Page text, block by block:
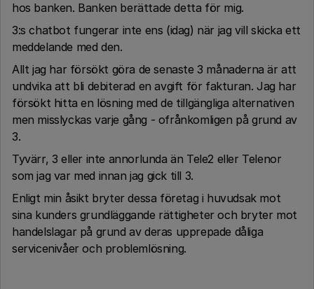
hos banken. Banken berättade detta för mig.
3:s chatbot fungerar inte ens (idag) när jag vill skicka ett
meddelande med den.
Allt jag har försökt göra de senaste 3 månaderna är att
undvika att bli debiterad en avgift för fakturan. Jag har
försökt hitta en lösning med de tillgängliga alternativen
men misslyckas varje gång - ofrånkomligen på grund av
3.
Tyvärr, 3 eller inte annorlunda än Tele2 eller Telenor
som jag var med innan jag gick till 3.
Enligt min åsikt bryter dessa företag i huvudsak mot
sina kunders grundläggande rättigheter och bryter mot
handelslagar på grund av deras upprepade dåliga
servicenivåer och problemlösning.